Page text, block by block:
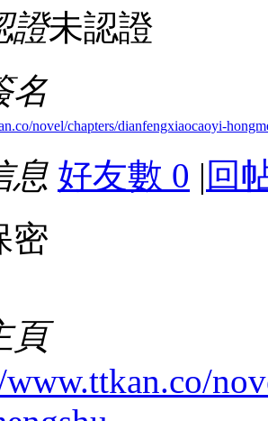
證未認證
名
novel/chapters/dianfengxiaocaoyi-
息 好友數 0 | 回
密
頁